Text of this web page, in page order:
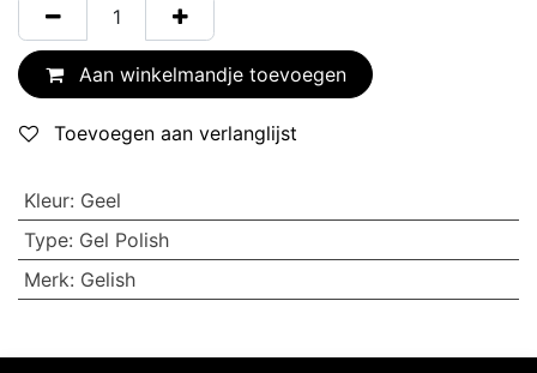
Aan winkelmandje toevoegen
Toevoegen aan verlanglijst
Kleur: Geel
Type: Gel Polish
Merk: Gelish